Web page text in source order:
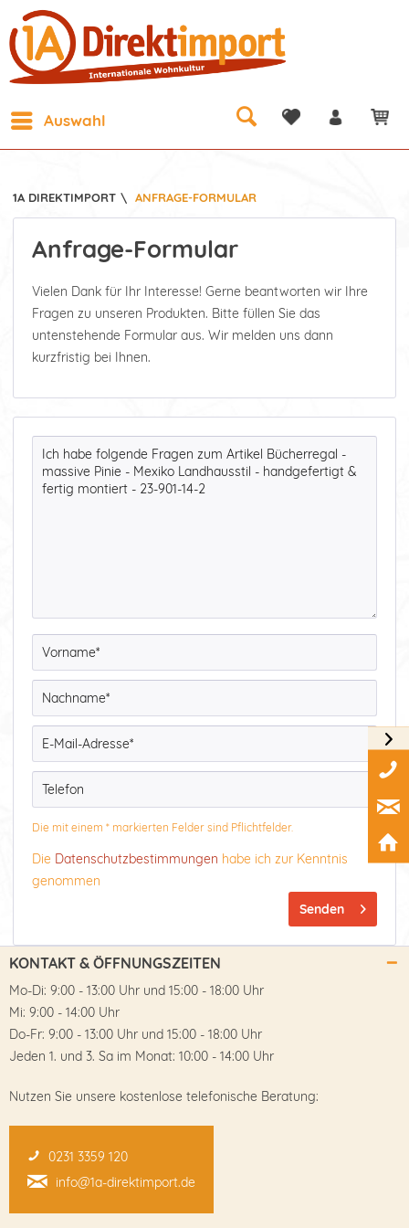
Auswahl
1A DIREKTIMPORT \ ANFRAGE-FORMULAR
Anfrage-Formular
Vielen Dank für Ihr Interesse! Gerne beantworten wir Ihre
Fragen zu unseren Produkten. Bitte füllen Sie das
untenstehende Formular aus. Wir melden uns dann
kurzfristig bei Ihnen.
Die mit einem * markierten Felder sind Pflichtfelder.
Die Datenschutzbestimmungen habe ich zur Kenntnis
genommen
Senden
KONTAKT & ÖFFNUNGSZEITEN
Mo-Di: 9:00 - 13:00 Uhr und 15:00 - 18:00 Uhr
Mi: 9:00 - 14:00 Uhr
Do-Fr: 9:00 - 13:00 Uhr und 15:00 - 18:00 Uhr
Jeden 1. und 3. Sa im Monat: 10:00 - 14:00 Uhr
Nutzen Sie unsere kostenlose telefonische Beratung:
0231 3359 120
info@1a-direktimport.de